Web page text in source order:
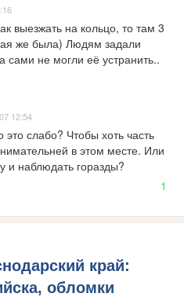
выезжать на кольцо, то там 3
же была) Людям задали
сами не могли её устранить..
12:54
это слабо? Чтобы хоть часть
в этом месте. Или
и наблюдать горазды?
1
край:
обломки